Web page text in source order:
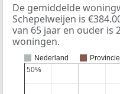
De gemiddelde
Schepelweijen is
van 65 jaar en ouder is
woningen.
Nederland
50%
50%